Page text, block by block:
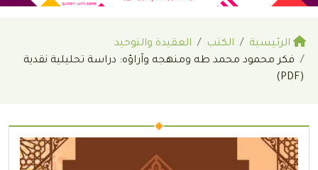
الرئيسية الكتب
العقيدة والتوحيد
فكر محمود محمد طه ومنهجه وآراؤه: دراسة تحليلية نقدية
(PDF)